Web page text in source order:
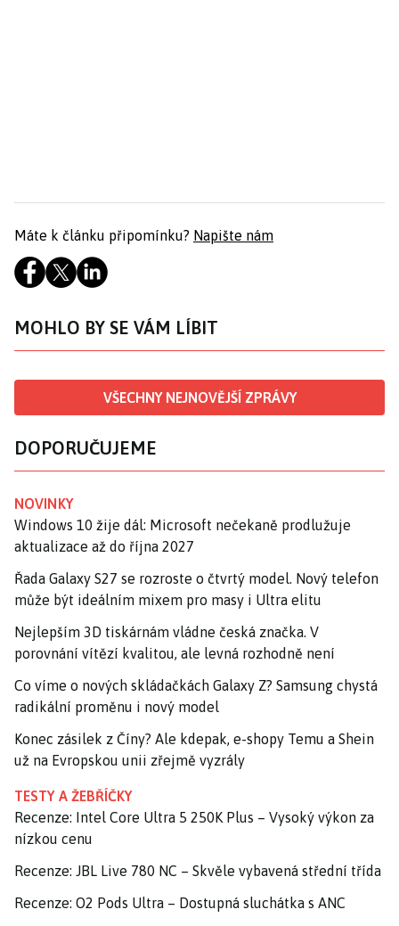
Máte k článku připomínku? Napište nám
MOHLO BY SE VÁM LÍBIT
VŠECHNY NEJNOVĚJŠÍ ZPRÁVY
DOPORUČUJEME
NOVINKY
Windows 10 žije dál: Microsoft nečekaně prodlužuje
aktualizace až do října 2027
Řada Galaxy S27 se rozroste o čtvrtý model. Nový telefon
může být ideálním mixem pro masy i Ultra elitu
Nejlepším 3D tiskárnám vládne česká značka. V
porovnání vítězí kvalitou, ale levná rozhodně není
Co víme o nových skládačkách Galaxy Z? Samsung chystá
radikální proměnu i nový model
Konec zásilek z Číny? Ale kdepak, e-shopy Temu a Shein
už na Evropskou unii zřejmě vyzrály
TESTY A ŽEBŘÍČKY
Recenze: Intel Core Ultra 5 250K Plus – Vysoký výkon za
nízkou cenu
Recenze: JBL Live 780 NC – Skvěle vybavená střední třída
Recenze: O2 Pods Ultra – Dostupná sluchátka s ANC